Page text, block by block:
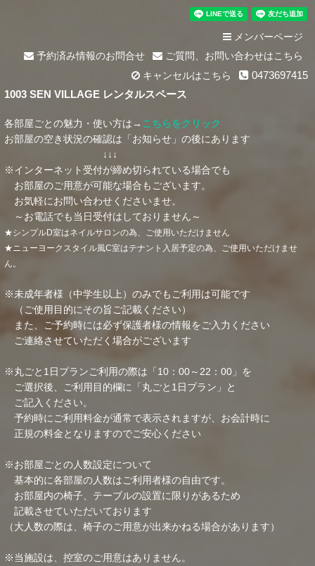
メンバーページ
予約済み情報のお問合せ
ご質問、お問い合わせはこちら
キャンセルはこちら
0473697415
1003 SEN VILLAGE レンタルスペース
各部屋ごとの魅力・使い方は→ こちらをクリック
お部屋の空き状況の確認は「お知らせ」の後にあります
↓↓↓
※インターネット受付が締め切られている場合でも
お部屋のご用意が可能な場合もございます。
お気軽にお問い合わせくださいませ。
～お電話でも当日受付はしておりません～
★シンプルD室はネイルサロンの為、ご使用いただけません
★ニューヨークスタイル風C室はテナント入居予定の為、ご使用いただけませ
ん。
※未成年者様（中学生以上）のみでもご利用は可能です
（ご使用目的にその旨ご記載ください）
また、ご予約時には必ず保護者様の情報をご入力ください
ご連絡させていただく場合がございます
※丸ごと1日プランご利用の際は「10：00～22：00」を
ご選択後、ご利用目的欄に「丸ごと1日プラン」と
ご記入ください。
予約時にご利用料金が通常で表示されますが、お会計時に
正規の料金となりますのでご安心ください
※お部屋ごとの人数設定について
基本的に各部屋の人数はご利用者様の自由です。
お部屋内の椅子、テーブルの設置に限りがあるため
記載させていただいております
（大人数の際は、椅子のご用意が出来かねる場合があります）
※当施設は、控室のご用意はありません。